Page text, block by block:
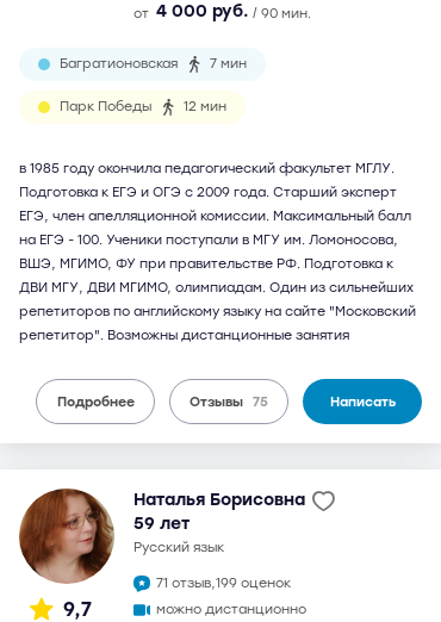
от 4 000 руб. / 90 мин.
Багратионовская 7 мин
Парк Победы 12 мин
в 1985 году окончила педагогический факультет МГЛУ.
Подготовка к ЕГЭ и ОГЭ с 2009 года. Старший эксперт
ЕГЭ, член апелляционной комиссии. Максимальный балл
на ЕГЭ - 100. Ученики поступали в МГУ им. Ломоносова,
ВШЭ, МГИМО, ФУ при правительстве РФ. Подготовка к
ДВИ МГУ, ДВИ МГИМО, олимпиадам. Один из сильнейших
репетиторов по английскому языку на сайте "Московский
репетитор". Возможны дистанционные занятия
Подробнее Отзывы 75 Написать
9,7
Наталья Борисовна
59 лет
русский язык
71 отзыв,199 оценок
можно дистанционно